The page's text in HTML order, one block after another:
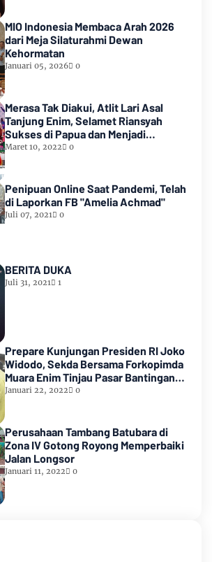
MIO Indonesia Membaca Arah 2026
dari Meja Silaturahmi Dewan
Kehormatan
Januari 05, 2026 0
Merasa Tak Diakui, Atlit Lari Asal
Tanjung Enim, Selamet Riansyah
Sukses di Papua dan Menjadi
Miliarder
Maret 10, 2022 0
Penipuan Online Saat Pandemi, Telah
di Laporkan FB "Amelia Achmad"
Juli 07, 2021 0
BERITA DUKA
Juli 31, 2021 1
Prepare Kunjungan Presiden RI Joko
Widodo, Sekda Bersama Forkopimda
Muara Enim Tinjau Pasar Bantingan
Tanjung Enim
Januari 22, 2022 0
Perusahaan Tambang Batubara di
Zona IV Gotong Royong Memperbaiki
Jalan Longsor
Januari 11, 2022 0